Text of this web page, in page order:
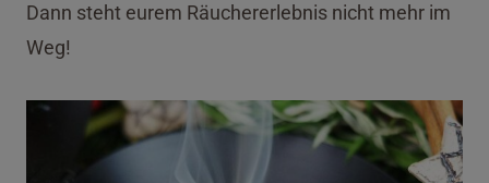
Dann steht eurem Räuchererlebnis nicht mehr im
Weg!